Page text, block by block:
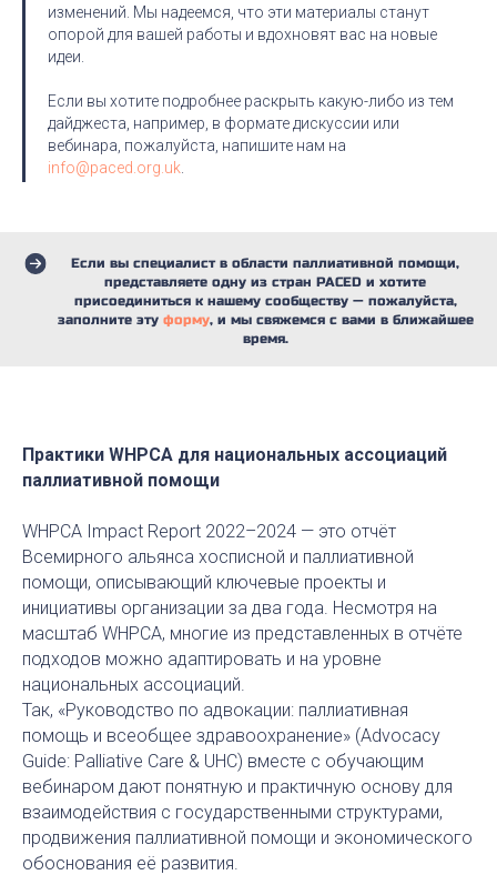
изменений. Мы надеемся, что эти материалы станут
опорой для вашей работы и вдохновят вас на новые
идеи.
Если вы хотите подробнее раскрыть какую-либо из тем
дайджеста, например, в формате дискуссии или
вебинара, пожалуйста, напишите нам на
info@paced.org.uk
Если вы специалист в области паллиативной помощи,
представляете одну из стран PACED и хотите
присоединиться к нашему сообществу — пожалуйста,
заполните эту форму, и мы свяжемся с вами в ближайшее
время.
Практики WHPCA для национальных ассоциаций
паллиативной помощи
WHPCA Impact Report 2022–2024 — это отчёт
Всемирного альянса хосписной и паллиативной
помощи, описывающий ключевые проекты и
инициативы организации за два года. Несмотря на
масштаб WHPCA, многие из представленных в отчёте
подходов можно адаптировать и на уровне
национальных ассоциаций.
Так, «Руководство по адвокации: паллиативная
помощь и всеобщее здравоохранение» (Advocacy
Guide: Palliative Care & UHC) вместе с обучающим
вебинаром дают понятную и практичную основу для
взаимодействия с государственными структурами,
продвижения паллиативной помощи и экономического
обоснования её развития.